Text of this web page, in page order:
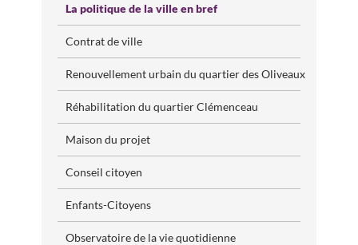
CULTURE, SPORT, ASSOCIATIONS
CCAS, SOLIDARITÉ ET SANTÉ
POLICE MUNICIPALE
La politique de la ville en bref
Contrat de ville
Renouvellement urbain du quartier des Oliveaux
Réhabilitation du quartier Clémenceau
Maison du projet
Conseil citoyen
Enfants-Citoyens
Observatoire de la vie quotidienne